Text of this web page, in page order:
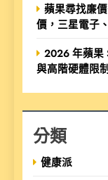
蘋果尋找廉
價，三星電子
2026 年蘋果
與高階硬體限
分類
健康派